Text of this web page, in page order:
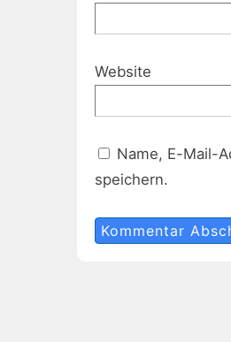
Website
Name, E-Mail-
speichern.